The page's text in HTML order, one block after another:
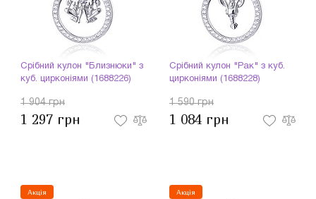
Срібний кулон "Близнюки" з
куб. цирконіями (1688226)
1 904 грн
1 297 грн
Срібний кулон "Рак" з куб.
цирконіями (1688228)
1 590 грн
1 084 грн
Акція Акція